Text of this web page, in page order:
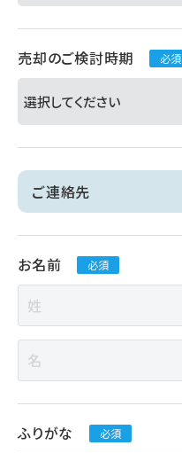
売却のご検討時期 必須
ご連絡先
お名前 必須
ふりがな 必須